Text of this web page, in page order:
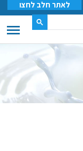
לאתר חלב לחצו